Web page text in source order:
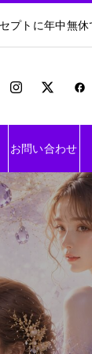
プトに年中無
お問い合わせ